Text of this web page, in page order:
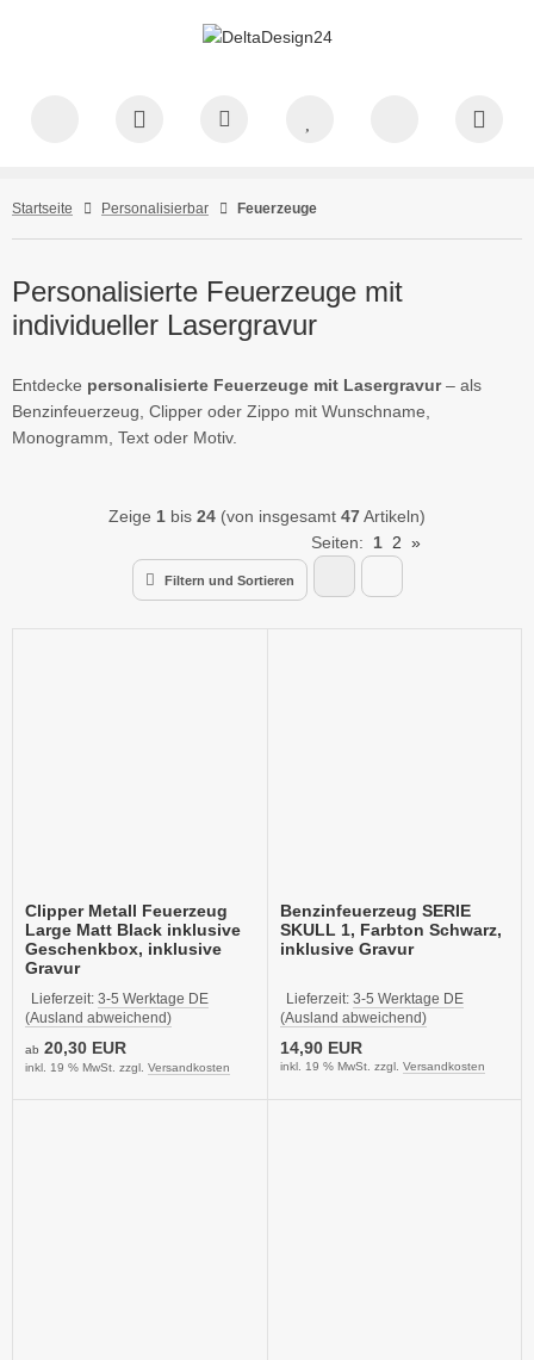
Startseite Personalisierbar Feuerzeuge
Personalisierte Feuerzeuge mit
individueller Lasergravur
Entdecke personalisierte Feuerzeuge mit Lasergravur– als
Benzinfeuerzeug, Clipper oder Zippo mit Wunschname,
Monogramm, Text oder Motiv.
Filtern und Sortieren
Zeige 1 bis 24 (von insgesamt 47Artikeln)
Seiten: 1 2 »
Clipper Metall Feuerzeug
Large Matt Black inklusive
Geschenkbox, inklusive
Gravur
Lieferzeit: 3-5 Werktage DE
(Ausland abweichend)
ab 20,30 EUR
inkl. 19 % MwSt. zzgl. Versandkosten
Benzinfeuerzeug SERIE
SKULL 1, Farbton Schwarz,
inklusive Gravur
Lieferzeit: 3-5 Werktage DE
(Ausland abweichend)
14,90 EUR
inkl. 19 % MwSt. zzgl. Versandkosten